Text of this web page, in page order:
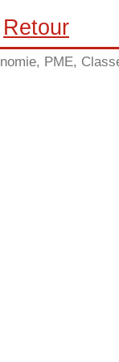
Retour
PME,